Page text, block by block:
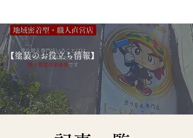
​【塗装のお役立ち情報】